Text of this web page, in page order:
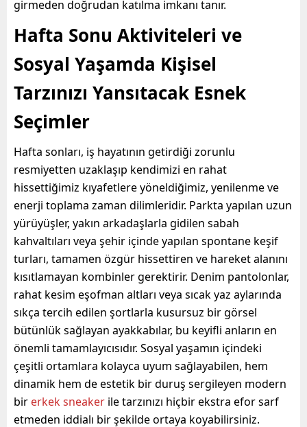
girmeden doğrudan katılma imkanı tanır.
Hafta Sonu Aktiviteleri ve
Sosyal Yaşamda Kişisel
Tarzınızı Yansıtacak Esnek
Seçimler
Hafta sonları, iş hayatının getirdiği zorunlu
resmiyetten uzaklaşıp kendimizi en rahat
hissettiğimiz kıyafetlere yöneldiğimiz, yenilenme ve
enerji toplama zaman dilimleridir. Parkta yapılan uzun
yürüyüşler, yakın arkadaşlarla gidilen sabah
kahvaltıları veya şehir içinde yapılan spontane keşif
turları, tamamen özgür hissettiren ve hareket alanını
kısıtlamayan kombinler gerektirir. Denim pantolonlar,
rahat kesim eşofman altları veya sıcak yaz aylarında
sıkça tercih edilen şortlarla kusursuz bir görsel
bütünlük sağlayan ayakkabılar, bu keyifli anların en
önemli tamamlayıcısıdır. Sosyal yaşamın içindeki
çeşitli ortamlara kolayca uyum sağlayabilen, hem
dinamik hem de estetik bir duruş sergileyen modern
bir erkek sneaker ile tarzınızı hiçbir ekstra efor sarf
etmeden iddialı bir şekilde ortaya koyabilirsiniz.